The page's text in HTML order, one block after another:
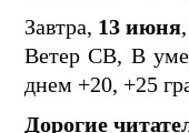
Завтра, 13 июня
Ветер СВ, В
днем +20, +25
Дорогие